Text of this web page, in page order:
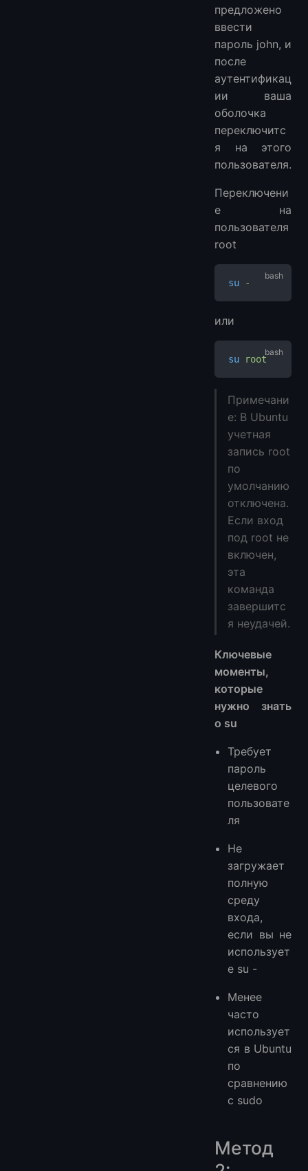
предложено
ввести
пароль john, и
после
аутентификац
ии ваша
оболочка
переключитс
я на этого
пользователя.
Переключени
е на
пользователя
root
su -
или
su root
Примечани
е: В Ubuntu
учетная
запись root
по
умолчанию
отключена.
Если вход
под root не
включен,
эта
команда
завершитс
я неудачей.
Ключевые
моменты,
которые
нужно знать
о su
Требует
пароль
целевого
пользовате
ля
Не
загружает
полную
среду
входа,
если вы не
использует
е su -
Менее
часто
использует
ся в Ubuntu
по
сравнению
с sudo
Метод